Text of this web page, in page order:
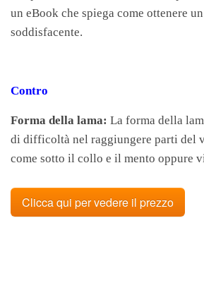
un eBook che spiega come ottenere
soddisfacente.
Contro
Forma della lama: La forma della
di difficoltà nel raggiungere parti del
come sotto il collo e il mento oppure
Clicca qui per vedere il prezzo